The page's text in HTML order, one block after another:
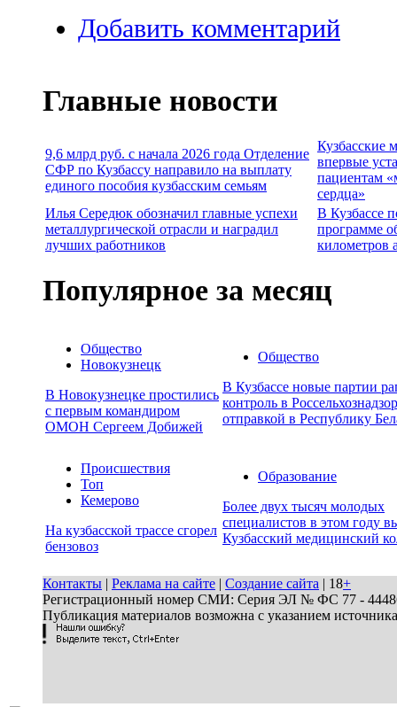
Добавить комментарий
Главные новости
9,6 млрд руб. с начала 2026 года Отделение
СФР по Кузбассу направило на выплату
единого пособия кузбасским семьям
Кузбасские
впервые
пациентам
сердца»
Илья Середюк обозначил главные успехи
металлургической отрасли и наградил
лучших работников
В Кузбассе
программе
километров
Популярное за месяц
Общество
Новокузнецк
В Новокузнецке простились
с первым командиром
ОМОН Сергеем Добижей
Общество
В Кузбассе новые партии
контроль в
отправкой в Республику
Происшествия
Топ
Кемерово
На кузбасской трассе сгорел
бензовоз
Образование
Более двух тысяч молодых
специалистов в этом году
Кузбасский медицинский
Контакты | Реклама на сайте | Создание сайта | 18+
Регистрационный номер СМИ: Серия ЭЛ № ФС 77 - 44486
Публикация материалов возможна с указанием